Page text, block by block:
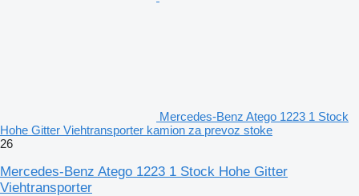
Mercedes-Benz Atego 1223 1 Stock
Hohe Gitter Viehtransporter kamion za prevoz stoke
26
Mercedes-Benz Atego 1223 1 Stock Hohe Gitter
Viehtransporter